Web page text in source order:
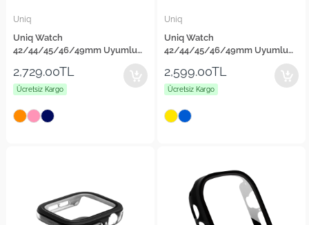
Uniq
Uniq Watch
42/44/45/46/49mm Uyumlu
Revix Evo Reversible Manyetik
Kordon
2,729.00TL
Ücretsiz Kargo
Uniq
Uniq Watch
42/44/45/46/49mm Uyumlu
Manyetik Kordon
2,599.00TL
Ücretsiz Kargo